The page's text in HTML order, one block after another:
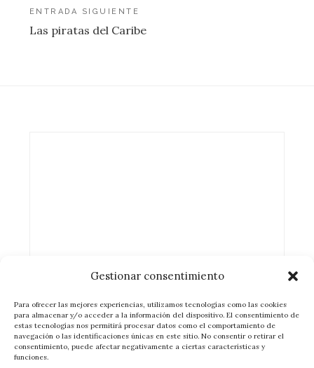
Gestionar consentimiento
Para ofrecer las mejores experiencias, utilizamos tecnologías como las cookies
para almacenar y/o acceder a la información del dispositivo. El consentimiento de
estas tecnologías nos permitirá procesar datos como el comportamiento de
navegación o las identificaciones únicas en este sitio. No consentir o retirar el
consentimiento, puede afectar negativamente a ciertas características y
funciones.
entradas
ENTRADA SIGUIENTE
Las piratas del Caribe